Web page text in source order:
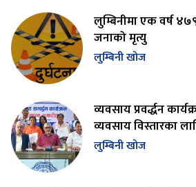
लुम्बिनीमा एक वर्ष
जनाको मृत्यु
लुम्बिनी खोज
व्यवसाय प्रवर्द्धन
व्यवसाय विस्तारका
लुम्बिनी खोज